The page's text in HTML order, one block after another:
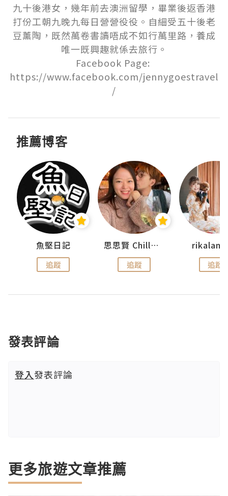
九十後港女，幾年前去澳洲留學，畢業後返香港
打份工朝九晚九每日營營役役。自細受五十後老
豆薰陶，既然萬卷書讀唔成不如行萬里路，養成
唯一既興趣就係去旅行。
Facebook Page:
https://www.facebook.com/jennygoestravel
/
推薦博客
魚堅日記
追蹤
思思賢 ChillMyBabe
追蹤 追蹤
發表評論
登入發表評論
更多旅遊文章推薦